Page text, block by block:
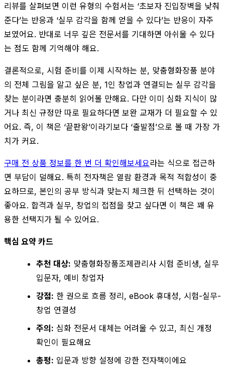
리뷰를 살펴보면 이런 유형의 수험서는 ‘초보자 진입장벽을 낮춰
준다’는 반응과 ‘실무 감각을 함께 얻을 수 있다’는 반응이 자주
보였어요. 반대로 너무 깊은 전문서를 기대하면 아쉬울 수 있다
는 점도 함께 기억해야 해요.
결론적으로, 시험 준비를 이제 시작하는 분, 맞춤형화장품 분야
의 전체 그림을 알고 싶은 분, 1인 창업과 연결되는 실무 감각을
찾는 분이라면 충분히 읽어볼 만해요. 다만 이미 심화 지식이 많
거나 최신 규정만 따로 필요하다면 보완 교재가 더 필요할 수 있
어요. 즉, 이 책은 ‘끝판왕’이라기보다 ‘출발점’으로 볼 때 가장 가
치가 커요.
구매 전 상품 정보를 한 번 더 확인해보세요라는 식으로 접근하
면 부담이 덜해요. 특히 전자책은 열람 환경과 목적 적합성이 중
요하므로, 본인의 공부 방식과 맞는지 체크한 뒤 선택하는 것이
좋아요. 합격과 실무, 창업의 접점을 찾고 싶다면 이 책은 꽤 유
용한 선택지가 될 수 있어요.
핵심 요약 카드
추천 대상: 맞춤형화장품조제관리사 시험 준비생, 실무
입문자, 예비 창업자
강점: 한 권으로 흐름 정리, eBook 휴대성, 시험-실무-
창업 연결성
주의: 심화 전문서 대체는 어려울 수 있고, 최신 개정
확인이 필요해요
총평: 입문과 방향 설정에 강한 전자책이에요